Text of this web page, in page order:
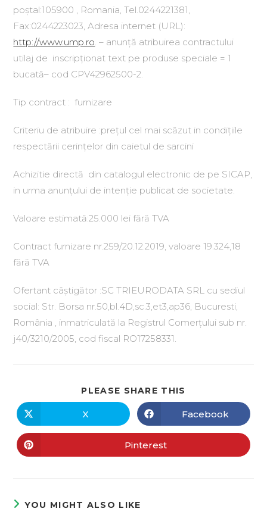
poștal:105900 , Romania, Tel.0244221381,
Fax:0244223023, Adresa internet (URL):
http://www.ump.ro. – anunță atribuirea contractului
utilaj de inscripționat text pe produse speciale = 1
bucată– cod CPV42962500-2.
Tip contract : furnizare
Criteriu de atribuire :prețul cel mai scăzut in condițiile
respectării cerințelor din caietul de sarcini
Achizitie directă din catalogul electronic de pe SICAP,
in urma anunțului de intenție publicat de societate.
Valoare estimată:25.000 lei fără TVA
Contract furnizare nr.259/20.12.2019, valoare 19.324,18
fără TVA
Ofertant câștigător :SC TRIEURODATA SRL cu sediul
social: Str. Borsa nr.50,bl.4D,sc.3,et3,ap36, Bucuresti,
România , inmatriculată la Registrul Comerțului sub nr.
j40/3210/2005, cod fiscal RO17258331.
PLEASE SHARE THIS
X Facebook
Pinterest
YOU MIGHT ALSO LIKE